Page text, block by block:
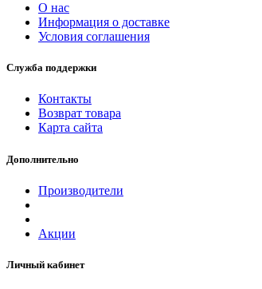
О нас
Информация о доставке
Условия соглашения
Служба поддержки
Контакты
Возврат товара
Карта сайта
Дополнительно
Производители
Акции
Личный кабинет